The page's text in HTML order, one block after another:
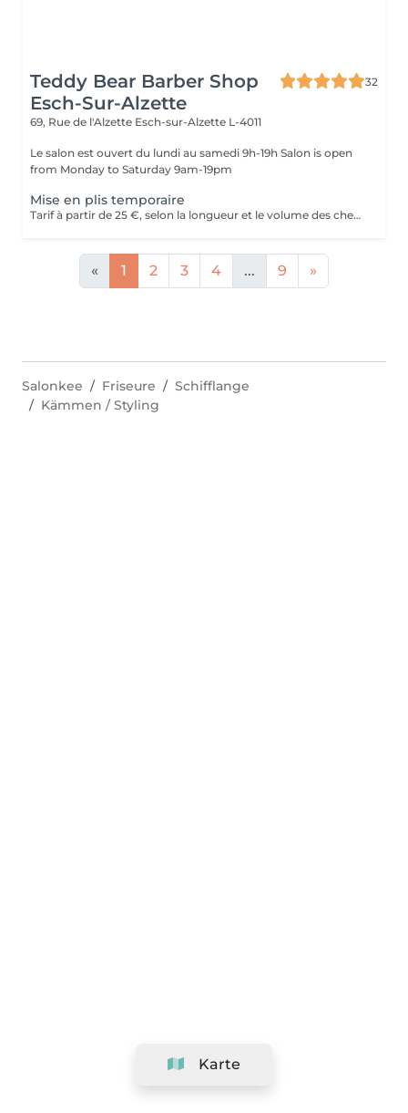
Teddy Bear Barber Shop
Esch-Sur-Alzette
32
69, Rue de l'Alzette Esch-sur-Alzette L-4011
Le salon est ouvert du lundi au samedi 9h-19h Salon is open
from Monday to Saturday 9am-19pm
Mise en plis temporaire
Tarif à partir de 25 €, selon la longueur et le volume des cheveux.
« 1 2 3 4 ... 9 »
Karte
Salonkee Friseure
Schifflange
Kämmen / Styling